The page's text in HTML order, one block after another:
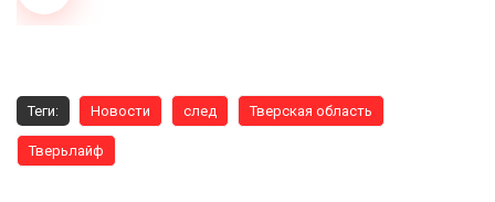
Теги: Новости след Тверская область
Тверьлайф